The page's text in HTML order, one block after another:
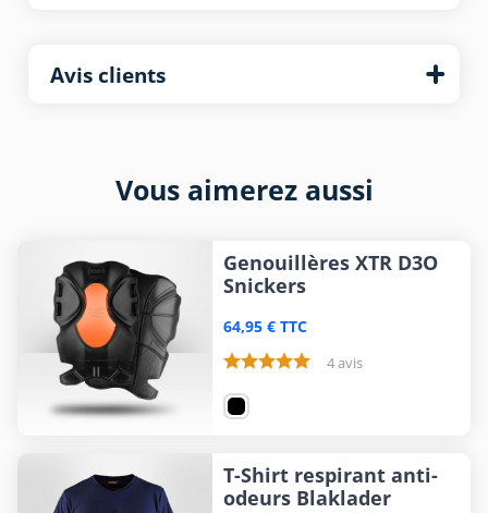
Avis clients
Vous aimerez aussi
Genouillères XTR D3O
Snickers
64,95 € TTC
4 avis
T-Shirt respirant anti-
odeurs Blaklader